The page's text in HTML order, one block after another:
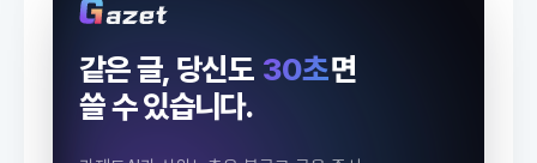
같은 글, 당신도 30초면
쓸 수 있습니다.